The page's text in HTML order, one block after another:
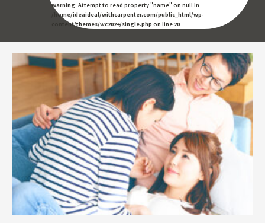
Warning: Attempt to read property "name" on null in
/home/ideaideal/withcarpenter.com/public_html/wp-
content/themes/wc2024/single.php on line 20